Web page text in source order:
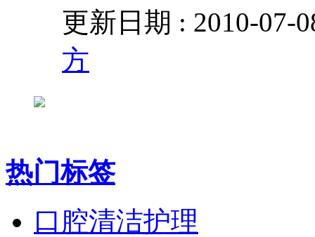
更新日期 : 2010-07-
方
热门标签
口腔清洁护理